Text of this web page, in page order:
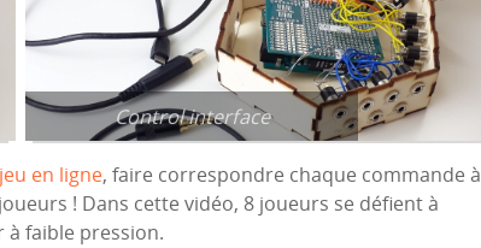
Control interface
jeu en ligne, faire correspondre chaque commande à
! Dans cette vidéo, 8 joueurs se défient à
à faible pression.